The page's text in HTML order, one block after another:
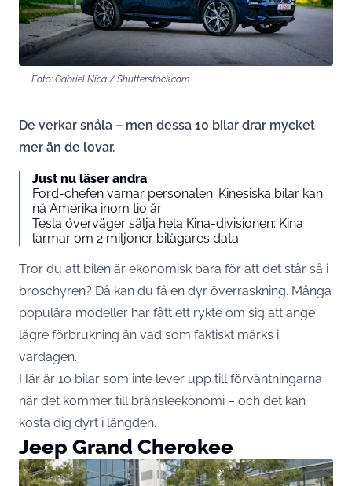
Foto: Gabriel Nica / Shutterstock.com
De verkar snåla – men dessa 10 bilar drar mycket
mer än de lovar.
Just nu läser andra
Ford-chefen varnar personalen: Kinesiska bilar kan
nå Amerika inom tio år
Tesla överväger sälja hela Kina-divisionen: Kina
larmar om 2 miljoner bilägares data
Tror du att bilen är ekonomisk bara för att det står så i
broschyren? Då kan du få en dyr överraskning. Många
populära modeller har fått ett rykte om sig att ange
lägre förbrukning än vad som faktiskt märks i
vardagen.
Här är 10 bilar som inte lever upp till förväntningarna
när det kommer till bränsleekonomi – och det kan
kosta dig dyrt i längden.
Jeep Grand Cherokee